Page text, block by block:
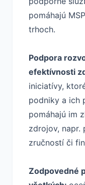
pomáhajú
trhoch.
Podpora
efektívnosti
iniciatívy,
podniky a ich
pomáhajú im
zdrojov, napr.
zručností či
Zodpovedné